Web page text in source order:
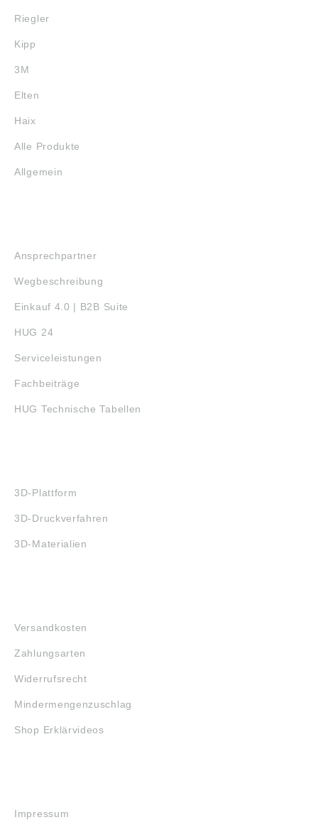
Riegler
Kipp
3M
Elten
Haix
Alle Produkte
Allgemein
Ansprechpartner
Wegbeschreibung
Einkauf 4.0 | B2B Suite
HUG 24
Serviceleistungen
Fachbeiträge
HUG Technische Tabellen
3D-Plattform
3D-Druckverfahren
3D-Materialien
Versandkosten
Zahlungsarten
Widerrufsrecht
Mindermengenzuschlag
Shop Erklärvideos
Impressum